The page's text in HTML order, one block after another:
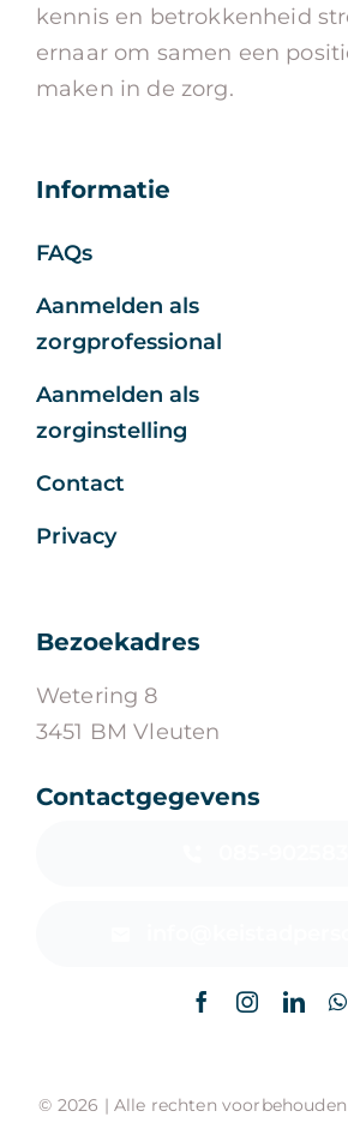
kennis en betrokkenheid
ernaar om samen een
maken in de zorg.
Informatie
FAQs
Aanmelden als
zorgprofessional
Aanmelden als
zorginstelling
Contact
Privacy
Bezoekadres
Wetering 8
3451 BM Vleuten
Contactgegevens
© 2026 | Alle rechten